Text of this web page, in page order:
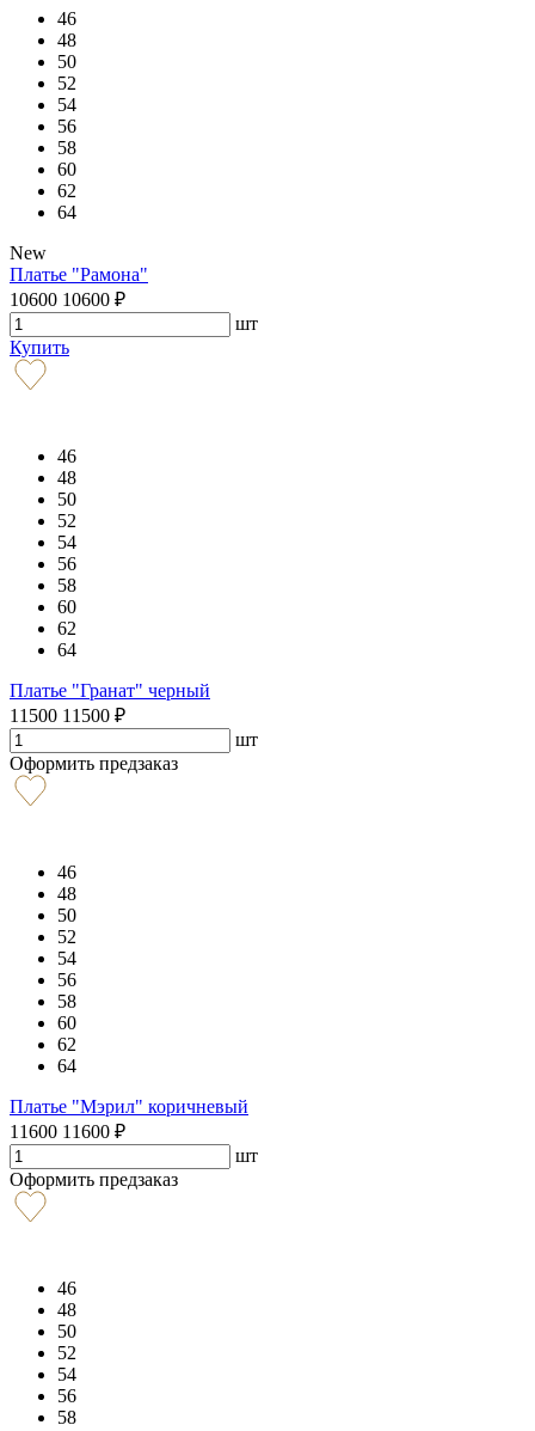
46
48
50
52
54
56
58
60
62
64
New
Платье "Рамона"
10600 10600 ₽
шт
Купить
46
48
50
52
54
56
58
60
62
64
Платье "Гранат" черный
11500 11500 ₽
шт
Оформить предзаказ
46
48
50
52
54
56
58
60
62
64
Платье "Мэрил" коричневый
11600 11600 ₽
шт
Оформить предзаказ
46
48
50
52
54
56
58